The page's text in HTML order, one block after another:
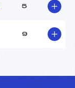
5
9